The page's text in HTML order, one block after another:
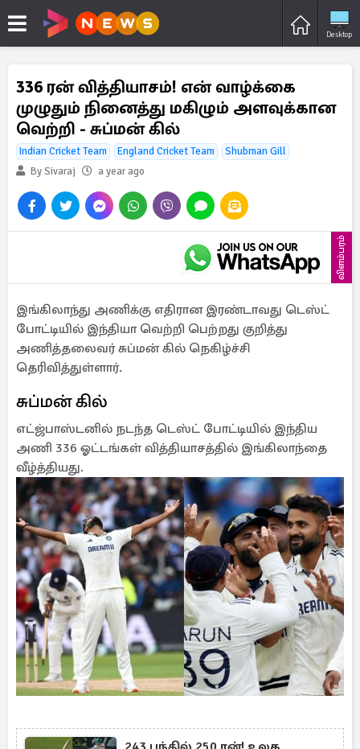
Desktop
336 ரன் வித்தியாசம்! என் வாழ்க்கை
முழுதும் நினைத்து மகிழும் அளவுக்கான
வெற்றி - சுப்மன் கில்
Indian Cricket Team England Cricket Team
Shubman Gill
By Sivaraj
a year ago
விளம்பரம்
இங்கிலாந்து அணிக்கு எதிரான இரண்டாவது டெஸ்ட்
போட்டியில் இந்தியா வெற்றி பெற்றது குறித்து
அணித்தலைவர் சுப்மன் கில் நெகிழ்ச்சி
தெரிவித்துள்ளார்.
சுப்மன் கில்
எட்ஜ்பாஸ்டனில் நடந்த டெஸ்ட் போட்டியில் இந்திய
அணி 336 ஓட்டங்கள் வித்தியாசத்தில் இங்கிலாந்தை
வீழ்த்தியது.